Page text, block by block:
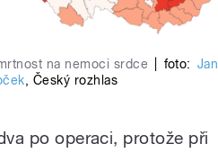
na nemoci srdce foto: Jan
, Český rozhlas
po operaci, protože při